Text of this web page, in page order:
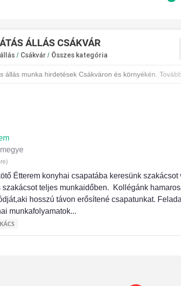
ÁLLÁS CSÁKVÁR
/ Csákvár / Összes kategória
állás munka hirdetések Csákváron és környékén.
Étterem konyhai csapatába keresünk szakácsot
szakácsot teljes munkaidőben. Kollégánk
hosszú távon erősítené csapatunkat.
munkafolyamatok...